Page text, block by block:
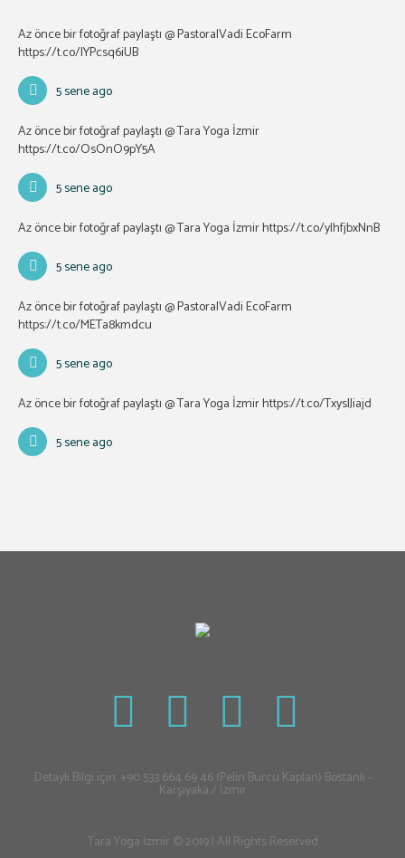
Az önce bir fotoğraf paylaştı @ PastoralVadi EcoFarm
https://t.co/lYPcsq6iUB
5 sene ago
Az önce bir fotoğraf paylaştı @ Tara Yoga İzmir
https://t.co/OsOnO9pY5A
5 sene ago
Az önce bir fotoğraf paylaştı @ Tara Yoga İzmirhttps://t.co/ylhfjbxNnB
5 sene ago
Az önce bir fotoğraf paylaştı @ PastoralVadi EcoFarm
https://t.co/METa8kmdcu
5 sene ago
Az önce bir fotoğraf paylaştı @ Tara Yoga İzmirhttps://t.co/TxyslJiajd
5 sene ago
Detaylı Bilgi için: +90 533 664 69 46 (Pelin Burcu Kaplan) Bostanlı -
Karşıyaka / İzmir
Tara Yoga İzmir © 2019 | All Rights Reserved